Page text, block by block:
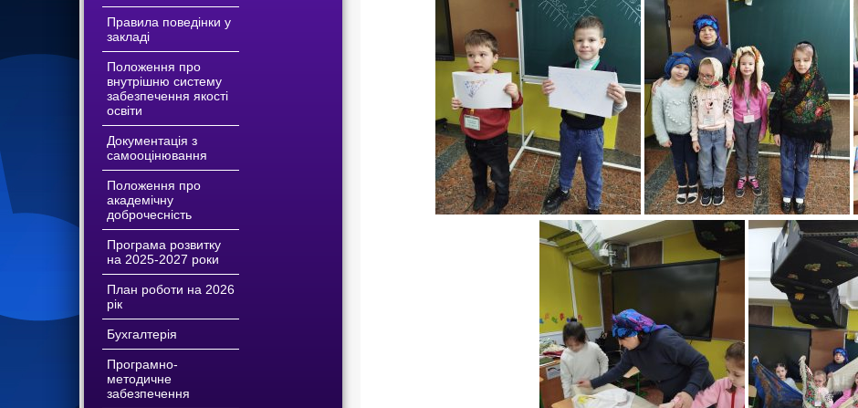
Правила поведінки у
закладі
Положення про
внутрішню систему
забезпечення якості
освіти
Документація з
самооцінювання
Положення про
академічну
доброчесність
Програма розвитку
на 2025-2027 роки
План роботи на 2026
рік
Бухгалтерія
Програмно-
методичне
забезпечення